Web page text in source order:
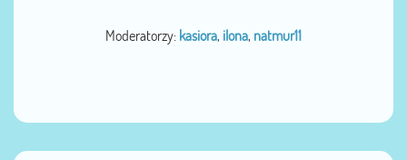
Moderatorzy: kasiora, ilona, natmur11